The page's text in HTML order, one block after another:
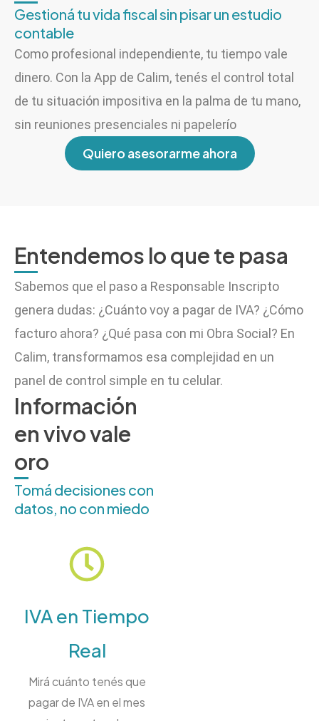
Gestioná tu vida fiscal sin pisar un estudio
contable
Como profesional independiente, tu tiempo vale
dinero. Con la App de Calim, tenés el control total
de tu situación impositiva en la palma de tu mano,
sin reuniones presenciales ni papelerío
Quiero asesorarme ahora
Entendemos lo que te pasa
Sabemos que el paso a Responsable Inscripto
genera dudas: ¿Cuánto voy a pagar de IVA? ¿Cómo
facturo ahora? ¿Qué pasa con mi Obra Social? En
Calim, transformamos esa complejidad en un
panel de control simple en tu celular.
Información
en vivo vale
oro
Tomá decisiones con
datos, no con miedo
IVA en Tiempo
Real
Mirá cuánto tenés que
pagar de IVA en el mes